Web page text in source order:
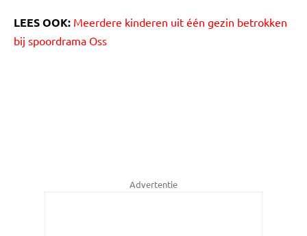
LEES OOK: Meerdere kinderen uit één gezin betrokken
bij spoordrama Oss
Advertentie